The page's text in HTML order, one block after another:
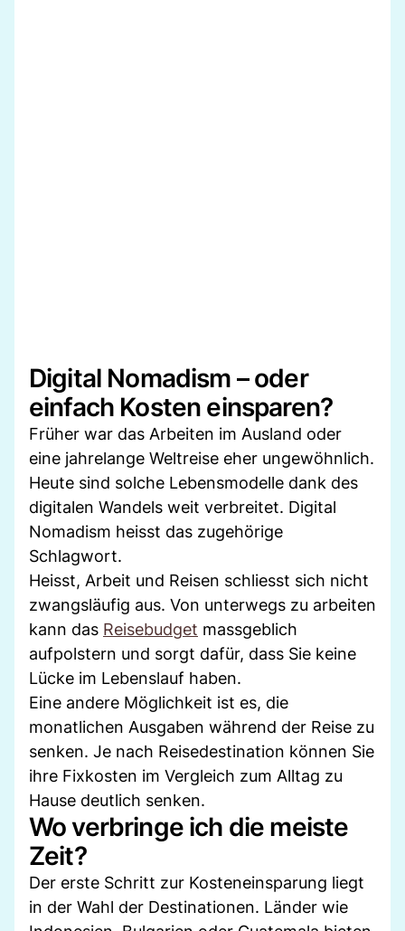
Digital Nomadism – oder
einfach Kosten einsparen?
Früher war das Arbeiten im Ausland oder
eine jahrelange Weltreise eher ungewöhnlich.
Heute sind solche Lebensmodelle dank des
digitalen Wandels weit verbreitet. Digital
Nomadism heisst das zugehörige
Schlagwort.
Heisst, Arbeit und Reisen schliesst sich nicht
zwangsläufig aus. Von unterwegs zu arbeiten
kann das Reisebudget massgeblich
aufpolstern und sorgt dafür, dass Sie keine
Lücke im Lebenslauf haben.
Eine andere Möglichkeit ist es, die
monatlichen Ausgaben während der Reise zu
senken. Je nach Reisedestination können Sie
ihre Fixkosten im Vergleich zum Alltag zu
Hause deutlich senken.
Wo verbringe ich die meiste
Zeit?
Der erste Schritt zur Kosteneinsparung liegt
in der Wahl der Destinationen. Länder wie